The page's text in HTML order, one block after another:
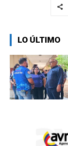
LO ÚLTIMO